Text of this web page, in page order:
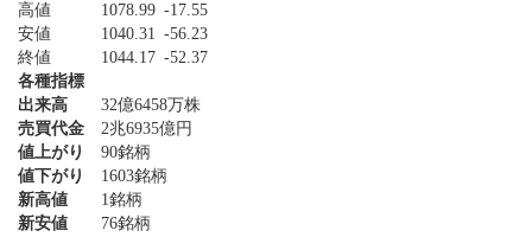
高値
1078.99 -17.55
安値
1040.31 -56.23
終値
1044.17 -52.37
各種指標
出来高
32億6458万株
売買代金
2兆6935億円
値上がり
90銘柄
値下がり
1603銘柄
新高値
1銘柄
新安値
76銘柄